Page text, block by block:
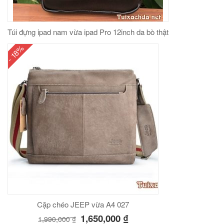
Túi đựng ipad nam vừa ipad Pro 12inch da bò thật
- 18%
Cặp chéo JEEP vừa A4 027
1,990,000₫ 1,650,000 ₫